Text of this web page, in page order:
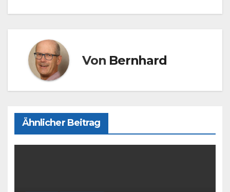
Von Bernhard
Ähnlicher Beitrag